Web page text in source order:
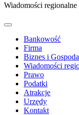
Wiadomości regionalne
Bankowość
Firma
Biznes i
Wiadomości
Prawo
Podatki
Atrakcje
Urzędy
Kontakt